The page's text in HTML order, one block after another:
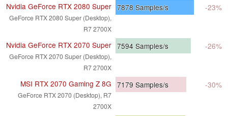
Nvidia GeForce RTX 2080 Super
GeForce RTX 2080 Super (Desktop),
R7 2700X
7878 Samples/s -23%
Nvidia GeForce RTX 2070 Super
GeForce RTX 2070 Super (Desktop),
R7 2700X
7594 Samples/s -26%
MSI RTX 2070 Gaming Z 8G
GeForce RTX 2070 (Desktop), R7
2700X
7179 Samples/s -30%